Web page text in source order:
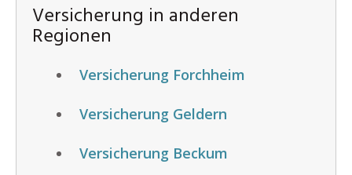
Versicherung in anderen
Regionen
Versicherung Forchheim
Versicherung Geldern
Versicherung Beckum